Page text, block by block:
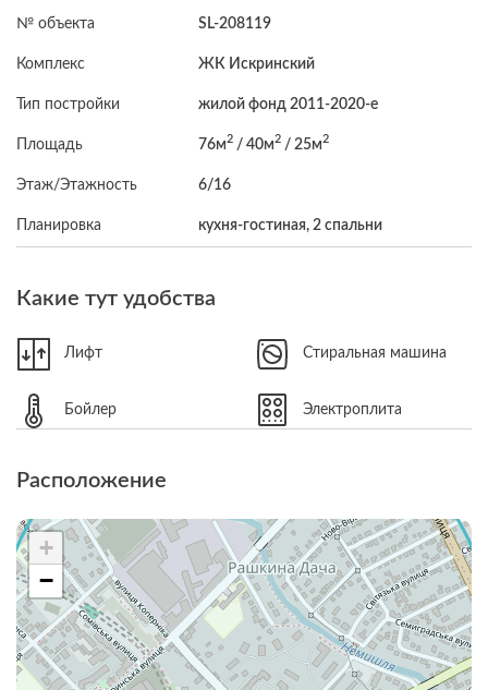
№ объекта SL-208119
Комплекс ЖК Искринский
Тип постройки жилой фонд 2011-2020-е
Площадь 76м2 / 40м2 / 25м2
Этаж/Этажность 6/16
Планировка кухня-гостиная, 2 спальни
Какие тут удобства
Лифт Стиральная машина
Бойлер Электроплита
Расположение
+
−